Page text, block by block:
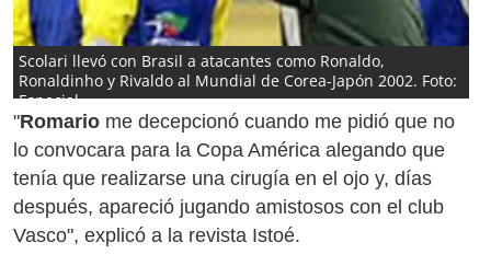
Scolari llevó con Brasil a atacantes como Ronaldo,
Ronaldinho y Rivaldo al Mundial de Corea-Japón 2002. Foto:
Especial
"Romario me decepcionó cuando me pidió que no
lo convocara para la Copa América alegando que
tenía que realizarse una cirugía en el ojo y, días
después, apareció jugando amistosos con el club
Vasco", explicó a la revista Istoé.